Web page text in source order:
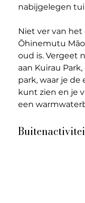
nabijgelegen
Niet ver van
Ōhinemutu
oud is. Vergeet
aan Kuirau
park, waar je
kunt zien en je
een